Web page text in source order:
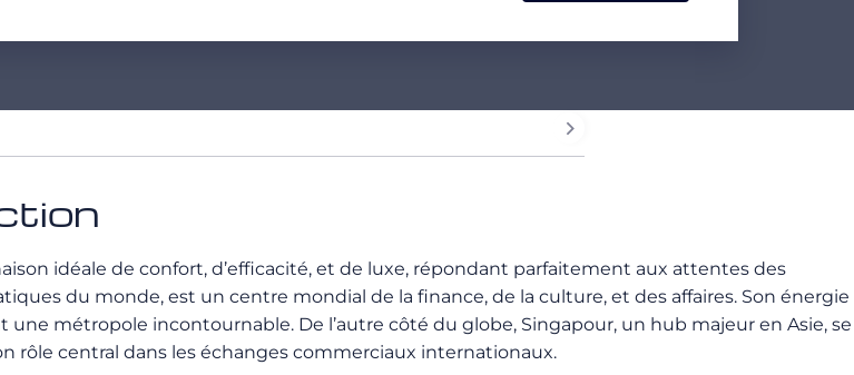
idéale de confort, d’efficacité, et de luxe, répondant parfaitement aux attentes des
du monde, est un centre mondial de la finance, de la culture, et des affaires. Son énergie
métropole incontournable. De l’autre côté du globe, Singapour, un hub majeur en Asie, se
central dans les échanges commerciaux internationaux.